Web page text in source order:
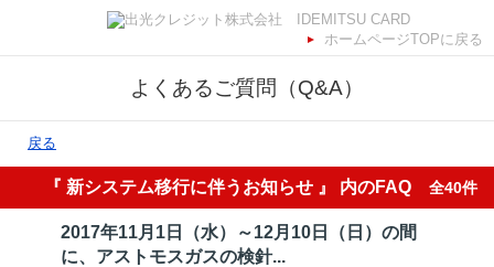
ホームページTOPに戻る
よくあるご質問（Q&A）
戻る
『 新システム移行に伴うお知らせ 』 内のFAQ 全40件
2017年11月1日（水）～12月10日（日）の間
に、アストモスガスの検針...